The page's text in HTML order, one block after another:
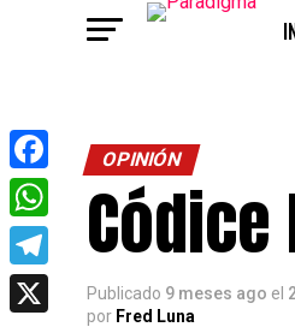
OPINIÓN
Publicado 9 meses ago el
por Fred Luna
Facebook
WhatsApp
Telegram